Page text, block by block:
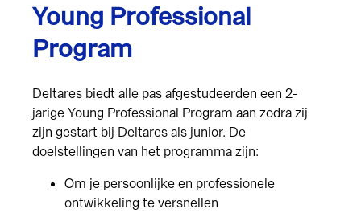
Young Professional
Program
Deltares biedt alle pas afgestudeerden een 2-
jarige Young Professional Program aan zodra zij
zijn gestart bij Deltares als junior. De
doelstellingen van het programma zijn:
Om je persoonlijke en professionele
ontwikkeling te versnellen